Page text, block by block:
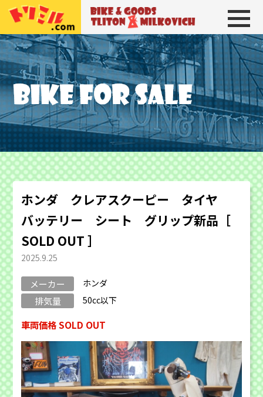
トリトン＆ミルコビッチ BIKE＆
ホンダ クレアスクーピー タイヤ
バッテリー シート グリップ新品［
SOLD OUT ］
2025.9.25
メーカー ホンダ
排気量 50cc以下
車両価格 SOLD OUT